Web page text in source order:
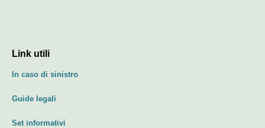
Link utili
In caso di sinistro
Guide legali
Set informativi